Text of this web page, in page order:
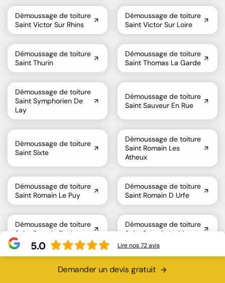
Démoussage de toiture
Saint Victor Sur Rhins
Démoussage de toiture
Saint Victor Sur Loire
Démoussage de toiture
Saint Thurin
Démoussage de toiture
Saint Thomas La Garde
Démoussage de toiture
Saint Symphorien De
Lay
Démoussage de toiture
Saint Sauveur En Rue
Démoussage de toiture
Saint Sixte
Démoussage de toiture
Saint Romain Les
Atheux
Démoussage de toiture
Saint Romain Le Puy
Démoussage de toiture
Saint Romain D Urfe
Démoussage de toiture
Saint Romain En Jarez
Démoussage de toiture
Saint Romain La Motte
Saint Regis Du Coin
Demander un devis gratuit
5.0 Lire nos72avis